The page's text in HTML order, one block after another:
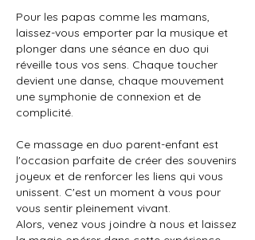
Pour les papas comme les mamans,
laissez-vous emporter par la musique et
plonger dans une séance en duo qui
réveille tous vos sens. Chaque toucher
devient une danse, chaque mouvement
une symphonie de connexion et de
complicité.
Ce massage en duo parent-enfant est
l'occasion parfaite de créer des souvenirs
joyeux et de renforcer les liens qui vous
unissent. C'est un moment à vous pour
vous sentir pleinement vivant.
Alors, venez vous joindre à nous et laissez